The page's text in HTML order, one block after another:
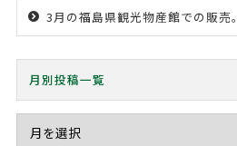
3月の福島県観光物産館での販売。
月別投稿一覧